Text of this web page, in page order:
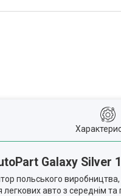
Galaxy Silver
польського виробництва,
легкових авто з середнім